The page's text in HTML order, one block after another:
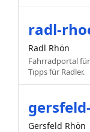
radl-
Radl Rhön
Fahrradportal
Tipps für Radler.
Gersfeld Rhön